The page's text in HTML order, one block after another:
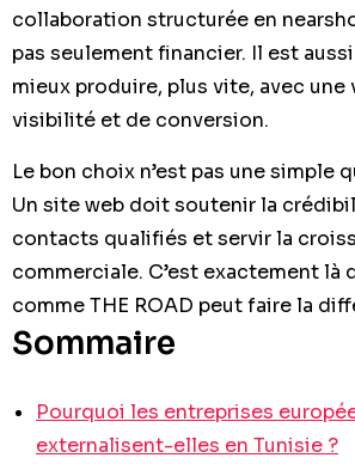
collaboration structurée en
pas seulement financier. Il est
mieux produire, plus vite, avec
visibilité et de conversion.
Le bon choix n’est pas une simple
Un site web doit soutenir la
contacts qualifiés et servir la
commerciale. C’est exactement là
comme THE ROAD peut faire la
Sommaire
Pourquoi les entreprises
externalisent-elles en Tunisie ?